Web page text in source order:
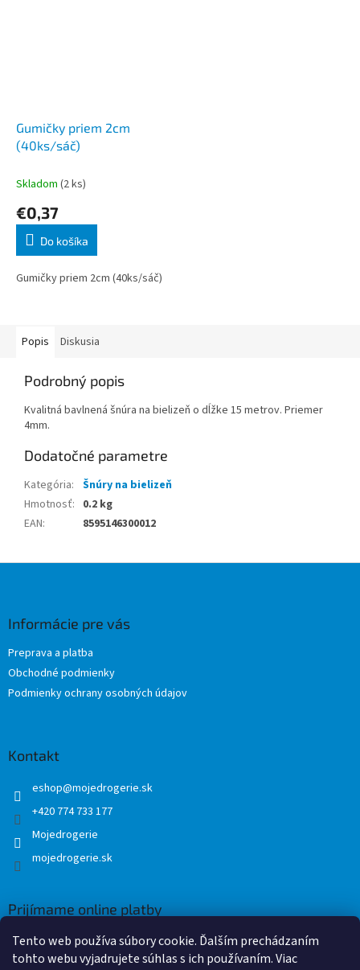
Tento web používa súbory cookie. Ďalším prechádzaním
tohto webu vyjadrujete súhlas s ich používaním. Viac
Gumičky priem 2cm
(40ks/sáč)
Skladom (2 ks)
€0,37
Do košíka
Gumičky priem 2cm (40ks/sáč)
Popis Diskusia
Podrobný popis
Kvalitná bavlnená šnúra na bielizeň o dĺžke 15 metrov. Priemer
4mm.
Dodatočné parametre
Kategória: Šnúry na bielizeň
Hmotnosť: 0.2 kg
EAN: 8595146300012
Informácie pre vás
Preprava a platba
Obchodné podmienky
Podmienky ochrany osobných údajov
Kontakt
eshop@mojedrogerie.sk
+420 774 733 177
Mojedrogerie
mojedrogerie.sk
Prijímame online platby